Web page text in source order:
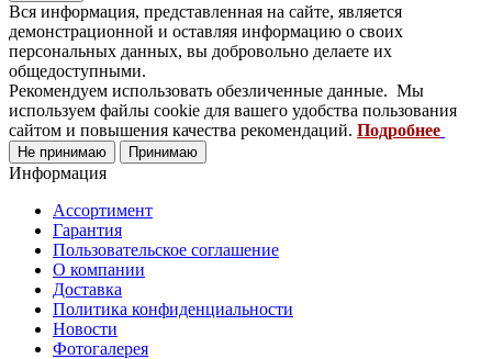
Вся информация, представленная на сайте, является
демонстрационной и оставляя информацию о своих
персональных данных, вы добровольно делаете их
общедоступными.
Рекомендуем использовать обезличенные данные. Мы
используем файлы cookie для вашего удобства пользования
сайтом и повышения качества рекомендаций. Подробнее
Не принимаю Принимаю
Информация
Ассортимент
Гарантия
Пользовательское соглашение
О компании
Доставка
Политика конфиденциальности
Новости
Фотогалерея